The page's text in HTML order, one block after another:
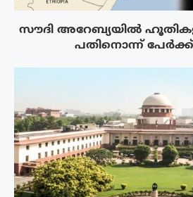
സൗദി അറേബ്യയിൽ
പതിനൊന്ന്